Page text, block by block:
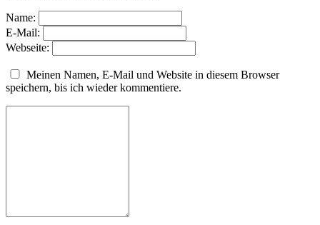
Name:
E-Mail:
Webseite:
Meinen Namen, E-Mail und Website in diesem Browser
speichern, bis ich wieder kommentiere.